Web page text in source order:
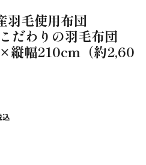
毛使用布団
だわりの羽毛布団
縦幅210cm（約2,60
込